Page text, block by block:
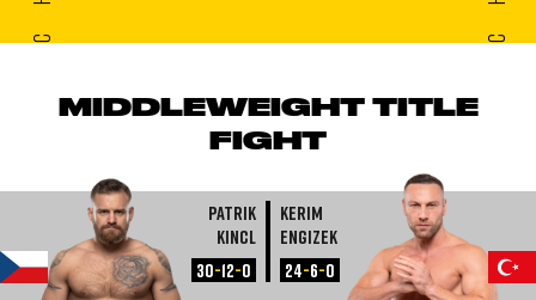
MIDDLEWEIGHT TITLE
FIGHT
Patrik
Kincl
30-12-0
Kerim
Engizek
24-6-0